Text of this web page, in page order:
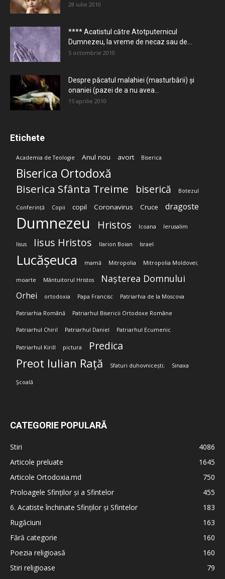
28 iulie 2010
**** Acatistul către Atotputernicul
Dumnezeu, la vreme de necaz sau de...
5 octombrie 2010
Despre păcatul malahiei (masturbării) şi
onaniei (pazei de a nu avea...
15 aprilie 2010
Etichete
Academia de Teologie Anul nou avort Biserica
Biserica Ortodoxă
Biserica Sfânta Treime biserică Botezul
Conferință Copii copil Coronavirus Cruce dragoste
Dumnezeu Hristos Icoana Ierusalim
Iisus Iisus Hristos Ilarion Boian Israel
Lucășeuca mamă Mitropolia Mitropolia Moldovei;
moarte Mântuitorul Hristos Nașterea Domnului
Orhei ortodoxia Papa Francisc Patriarhia de la Moscova
Patriarhia Română Patriarhul Bisericii Ortodoxe Române
Patriarhul Chiril Patriarhul Daniel Patriarhul Ecumenic
Patriarhul Kirill pictura Predica
Preot Iulian Rață Sfaturi duhovnicești; Sinaxa
Școală
CATEGORIE POPULARĂ
Stiri
4086
Articole preluate
1645
Articole Ortodoxia.md
750
Proloagele Sfinților și a Sfintelor
455
6. Acatiste închinate Sfinților și Sfintelor
183
Rugăciuni
163
Fără categorie
160
Poezia religioasă
160
Stiri religioase
79